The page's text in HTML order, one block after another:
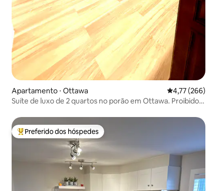
Apartamento ⋅ Ottawa 4,77 de uma
4,77 (266)
Suíte de luxo de 2 quartos no porão em Ottawa. Proibido
Entre os melhores preferidos dos hóspedes
Preferido dos hóspedes